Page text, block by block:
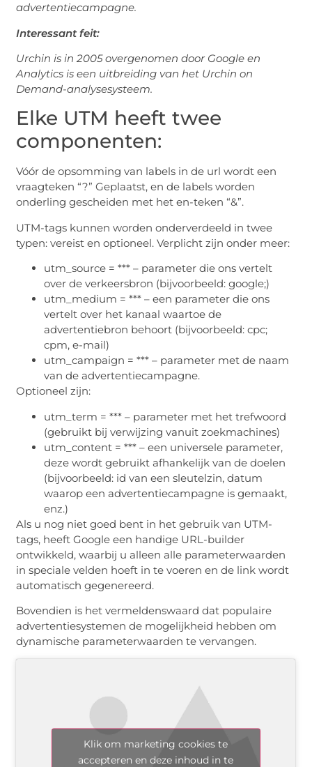
advertentiecampagne.
Interessant feit:
Urchin is in 2005 overgenomen door Google en
Analytics is een uitbreiding van het Urchin on
Demand-analysesysteem.
Elke UTM heeft twee
componenten:
Vóór de opsomming van labels in de url wordt een
vraagteken “?” Geplaatst, en de labels worden
onderling gescheiden met het en-teken “&”.
UTM-tags kunnen worden onderverdeeld in twee
typen: vereist en optioneel. Verplicht zijn onder meer:
utm_source = *** – parameter die ons vertelt
over de verkeersbron (bijvoorbeeld: google;)
utm_medium = *** – een parameter die ons
vertelt over het kanaal waartoe de
advertentiebron behoort (bijvoorbeeld: cpc;
cpm, e-mail)
utm_campaign = *** – parameter met de naam
van de advertentiecampagne.
Optioneel zijn:
utm_term = *** – parameter met het trefwoord
(gebruikt bij verwijzing vanuit zoekmachines)
utm_content = *** – een universele parameter,
deze wordt gebruikt afhankelijk van de doelen
(bijvoorbeeld: id van een sleutelzin, datum
waarop een advertentiecampagne is gemaakt,
enz.)
Als u nog niet goed bent in het gebruik van UTM-
tags, heeft Google een handige URL-builder
ontwikkeld, waarbij u alleen alle parameterwaarden
in speciale velden hoeft in te voeren en de link wordt
automatisch gegenereerd.
Bovendien is het vermeldenswaard dat populaire
advertentiesystemen de mogelijkheid hebben om
dynamische parameterwaarden te vervangen.
Klik om marketing cookies te
accepteren en deze inhoud in te